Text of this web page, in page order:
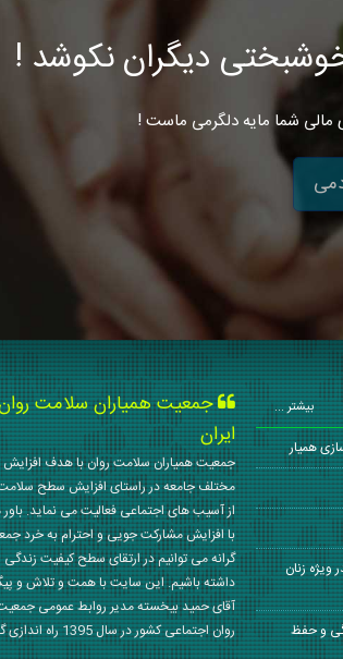
دیگران نکوشد !
مالی شما مایه دلگرمی ماست !
بیشتر ...
همیار
ویژه زنان
و حفظ
جمعیت همیاران سلامت
ایران
جمعیت همیاران سلامت روان با هدف افزایش
مختلف جامعه در راستای افزایش سطح
از آسیب های اجتماعی فعالیت می نماید.
با افزایش مشارکت جویی و احترام به خرد
گرانه می توانیم در ارتقای سطح کیفیت زندگی
داشته باشیم. این سایت با همت و تلاش و
آقای حمید بیخسته مدیر روابط عمومی
روان اجتماعی کشور در سال 1395 راه اندازی گردید.